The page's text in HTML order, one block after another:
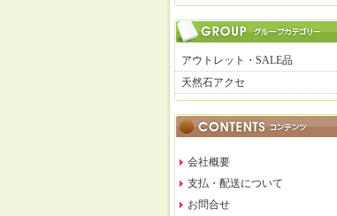
アウトレット・SALE品
天然石アクセ
会社概要
支払・配送について
お問合せ